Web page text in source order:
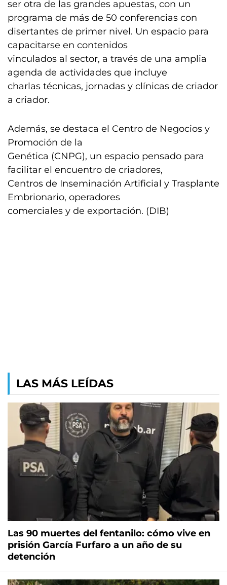
ser otra de las grandes apuestas, con un
programa de más de 50 conferencias con
disertantes de primer nivel. Un espacio para
capacitarse en contenidos
vinculados al sector, a través de una amplia
agenda de actividades que incluye
charlas técnicas, jornadas y clínicas de criador
a criador.
Además, se destaca el Centro de Negocios y
Promoción de la
Genética (CNPG), un espacio pensado para
facilitar el encuentro de criadores,
Centros de Inseminación Artificial y Trasplante
Embrionario, operadores
comerciales y de exportación. (DIB)
LAS MÁS LEÍDAS
Las 90 muertes del fentanilo: cómo vive en
prisión García Furfaro a un año de su
detención